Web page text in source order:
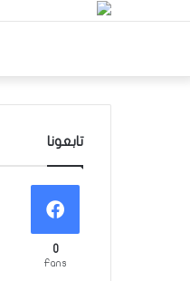
تابعونا
0
Fans